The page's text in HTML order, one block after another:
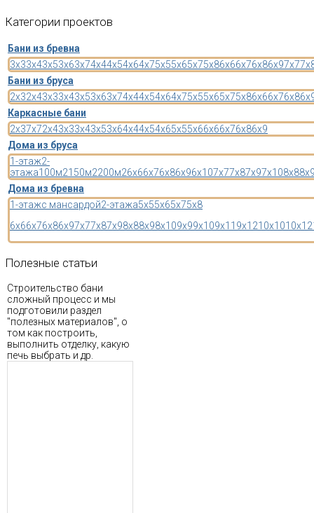
Категории проектов
Бани из бревна
3x33x43x53x63x74x44x54x64x75x55x65x75x86x66x76x86x97x7
Бани из бруса
2x32x43x33x43x53x63x74x44x54x64x75x55x65x75x86x66x76x8
Каркасные бани
2x37x72x43x33x43x53x64x44x54x65x55x66x66x76x86x9
Дома из бруса
1-этаж2-
этажа100м2150м2200м26x66x76x86x96x107x77x87x97x108x8
Дома из бревна
1-этажс мансардой2-этажа5x55x65x75x8
6x66x76x86x97x77x87x98x88x98x109x99x109x11 9x1210x1010x12
Полезные статьи
Строительство бани
сложный процесс и мы
подготовили раздел
"полезных материалов", о
том как построить,
выполнить отделку, какую
печь выбрать и др.